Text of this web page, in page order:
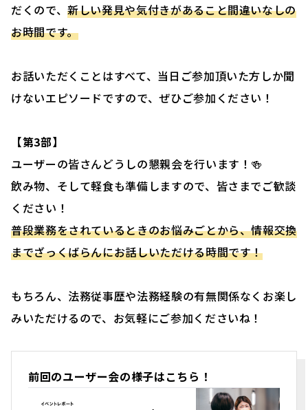
だくので、新しい発見や気付きがあること間違いなしの
お時間です。
お話いただくことはすべて、当日ご参加頂いた方しか聞
けないエピソードですので、ぜひご参加ください！
【第3部】
ユーザーの皆さんどうしの懇親会を行います！🍻
飲み物、そして軽食も準備しますので、皆さまでご歓談
ください！
普段業務をされているときのお悩みごとから、情報交換
までざっくばらんにお話しいただける時間です！
もちろん、法務従事歴や法務経験の有無関係なくお楽し
みいただけるので、お気軽にご参加くださいね！
前回のユーザー会の様子はこちら！